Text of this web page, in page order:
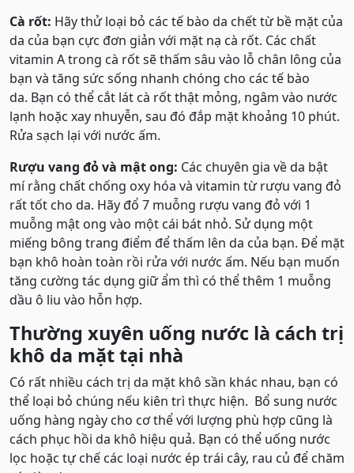
Cà rốt: Hãy thử loại bỏ các tế bào da chết từ bề mặt của
da của bạn cực đơn giản với mặt nạ cà rốt. Các chất
vitamin A trong cà rốt sẽ thấm sâu vào lỗ chân lông của
bạn và tăng sức sống nhanh chóng cho các tế bào
da. Bạn có thể cắt lát cà rốt thật mỏng, ngâm vào nước
lạnh hoặc xay nhuyễn, sau đó đắp mặt khoảng 10 phút.
Rửa sạch lại với nước ấm.
Rượu vang đỏ và mật ong: Các chuyên gia về da bật
mí rằng chất chống oxy hóa và vitamin từ rượu vang đỏ
rất tốt cho da. Hãy đổ 7 muỗng rượu vang đỏ với 1
muỗng mật ong vào một cái bát nhỏ. Sử dụng một
miếng bông trang điểm để thấm lên da của bạn. Để mặt
bạn khô hoàn toàn rồi rửa với nước ấm. Nếu bạn muốn
tăng cường tác dụng giữ ẩm thì có thể thêm 1 muỗng
dầu ô liu vào hỗn hợp.
Thường xuyên uống nước là cách trị
khô da mặt tại nhà
Có rất nhiều cách trị da mặt khô sần khác nhau, bạn có
thể loại bỏ chúng nếu kiên trì thực hiện. Bổ sung nước
uống hàng ngày cho cơ thể với lượng phù hợp cũng là
cách phục hồi da khô hiệu quả. Bạn có thể uống nước
lọc hoặc tự chế các loại nước ép trái cây, rau củ để chăm